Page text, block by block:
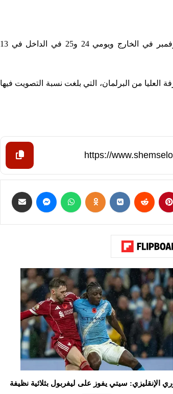
وتجرى المرحلة الثانية لانتخابات مجلس النواب يومي 21 و22 نوفمبر في الخارج ويومي 24 و25 في الداخل في 13
من البرلمان، التي بلغت نسبة التصويت فيها
الإنقليزي: سيتي يفوز على ليفربول بثلاثية نظيفة